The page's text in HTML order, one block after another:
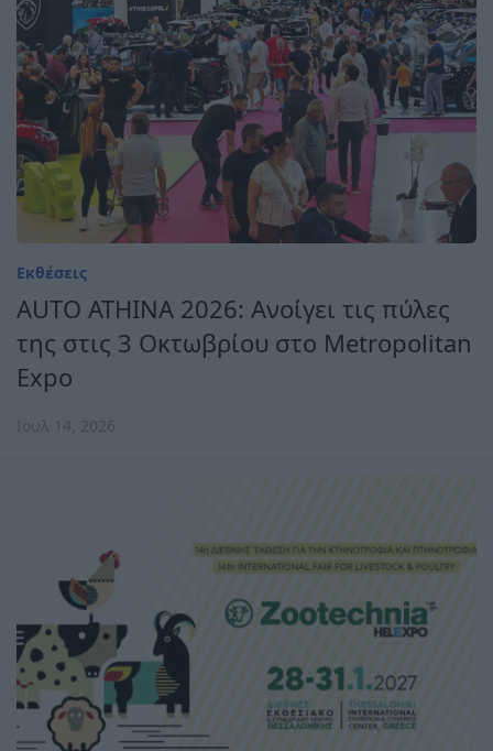
Εκθέσεις
AUTO ATHINA 2026: Ανοίγει τις πύλες
της στις 3 Οκτωβρίου στο Metropolitan
Expo
Ιουλ 14, 2026